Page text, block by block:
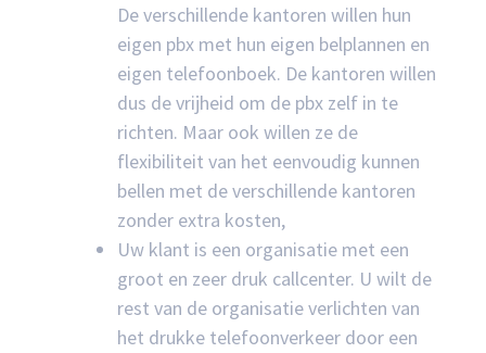
De verschillende kantoren willen hun
eigen pbx met hun eigen belplannen en
eigen telefoonboek. De kantoren willen
dus de vrijheid om de pbx zelf in te
richten. Maar ook willen ze de
flexibiliteit van het eenvoudig kunnen
bellen met de verschillende kantoren
zonder extra kosten,
Uw klant is een organisatie met een
groot en zeer druk callcenter. U wilt de
rest van de organisatie verlichten van
het drukke telefoonverkeer door een